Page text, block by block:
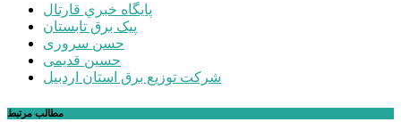
پايگاه خبري قارتال
پیک برق تابستان
حسن سروری
حسین قدیمی
شرکت توزیع برق استان اردبیل
مطالب مرتبط